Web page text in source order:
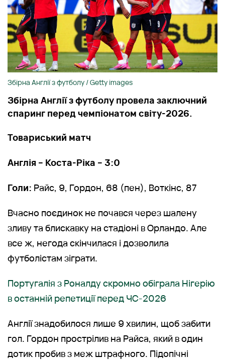
Збірна Англії з футболу / Getty images
Збірна Англії з футболу провела заключний
спаринг перед чемпіонатом світу-2026.
Товариський матч
Англія – Коста-Ріка – 3:0
Голи: Райс, 9, Гордон, 68 (пен), Воткінс, 87
Вчасно поєдинок не почався через шалену
зливу та блискавку на стадіоні в Орландо. Але
все ж, негода скінчилася і дозволила
футболістам зіграти.
Португалія з Роналду скромно обіграла Нігерію
в останній репетиції перед ЧС-2026
Англії знадобилося лише 9 хвилин, щоб забити
гол. Гордон прострілив на Райса, який в один
дотик пробив з меж штрафного. Підопічні